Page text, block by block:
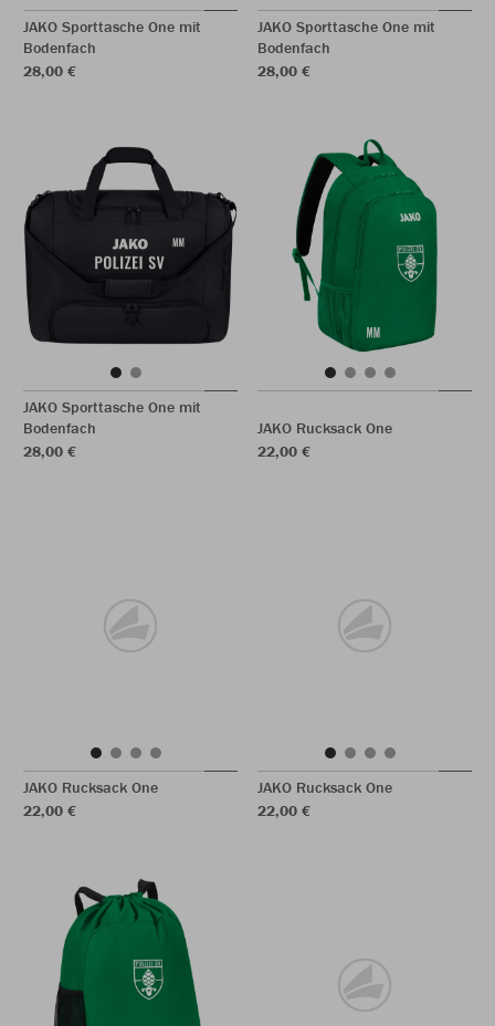
JAKO Sporttasche One mit
Bodenfach
28,00 €
JAKO Sporttasche One mit
Bodenfach
28,00 €
JAKO Sporttasche One mit
Bodenfach
28,00 €
JAKO Rucksack One
22,00 €
JAKO Rucksack One
22,00 €
JAKO Rucksack One
22,00 €